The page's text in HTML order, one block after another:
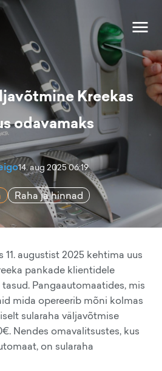
Kreekas
odavamaks
14. aug 2025 06:19
Raha ja hinnad
11. augustist 2025 kehtima uus
pankade klientidele
Pangaautomaatides, mis
mida opereerib mõni kolmas
sularaha väljavõtmise
Nendes omavalitsustes, kus
on sularaha